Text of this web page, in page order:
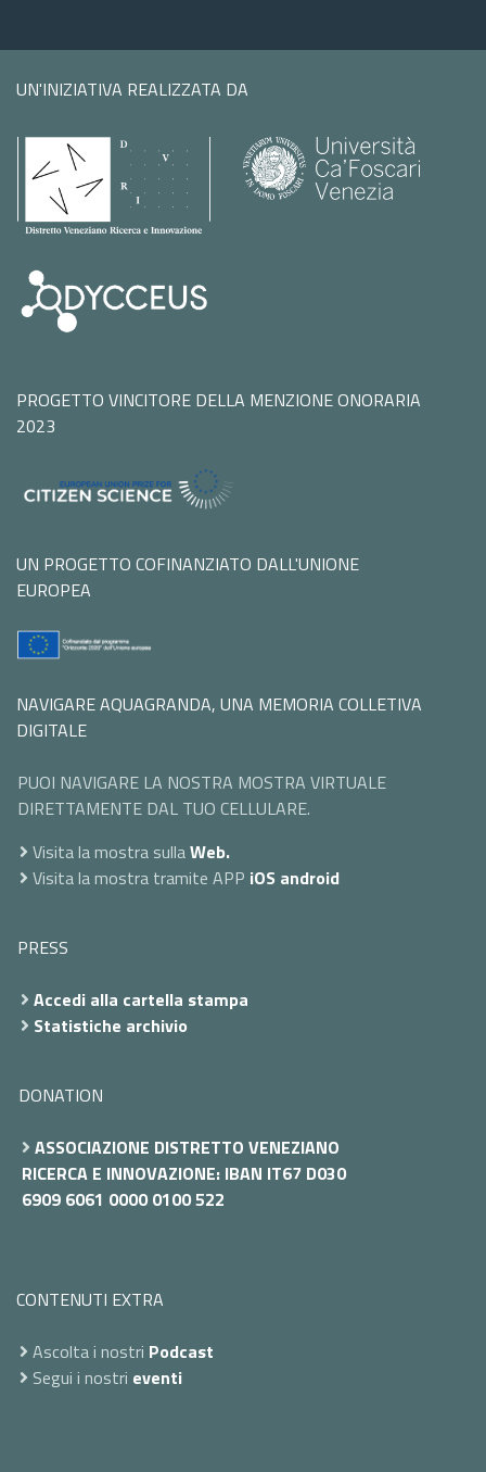
UN'INIZIATIVA REALIZZATA DA
PROGETTO VINCITORE DELLA MENZIONE ONORARIA
2023
UN PROGETTO COFINANZIATO DALL'UNIONE
EUROPEA
NAVIGARE AQUAGRANDA, UNA MEMORIA COLLETIVA
DIGITALE
PUOI NAVIGARE LA NOSTRA MOSTRA VIRTUALE
DIRETTAMENTE DAL TUO CELLULARE.
Visita la mostra sullaWeb.
Visita la mostra tramite APP iOS android
PRESS
Accedi alla cartella stampa
Statistiche archivio
DONATION
ASSOCIAZIONE DISTRETTO VENEZIANO
RICERCA E INNOVAZIONE: IBAN IT67 D030
6909 6061 0000 0100 522
CONTENUTI EXTRA
Ascolta i nostri Podcast
Segui i nostri eventi